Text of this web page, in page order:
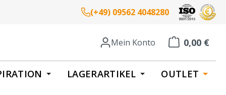
(+49) 09562 4048280
Mein Konto 0,00 €
Warenkorb
LAGERARTIKEL OUTLET